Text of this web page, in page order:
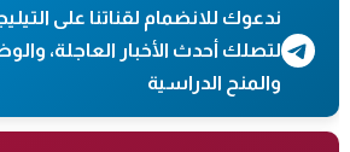
ندعوك للانضمام لقناتنا على
لتصلك أحدث الأخبار العاجلة،
والمنح الدراسية